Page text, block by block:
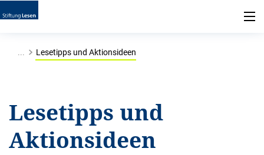
... Lesetipps und Aktionsideen
Lesetipps und
Aktionsideen